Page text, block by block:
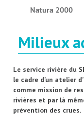
Natura 2000
Milieux
Le service rivière du
le cadre d’un atelier
comme mission de
rivières et par là
prévention des crues.